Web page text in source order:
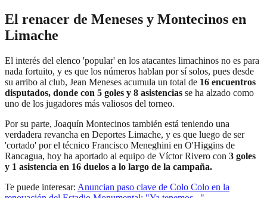
El renacer de Meneses y Montecinos en
Limache
El interés del elenco 'popular' en los atacantes limachinos no es para
nada fortuito, y es que los números hablan por sí solos, pues desde
su arribo al club, Jean Meneses acumula un total de 16 encuentros
disputados, donde con 5 goles y 8 asistencias se ha alzado como
uno de los jugadores más valiosos del torneo.
Por su parte, Joaquín Montecinos también está teniendo una
verdadera revancha en Deportes Limache, y es que luego de ser
'cortado' por el técnico Francisco Meneghini en O'Higgins de
Rancagua, hoy ha aportado al equipo de Víctor Rivero con 3 goles
y 1 asistencia en 16 duelos a lo largo de la campaña.
Te puede interesar: Anuncian paso clave de Colo Colo en la